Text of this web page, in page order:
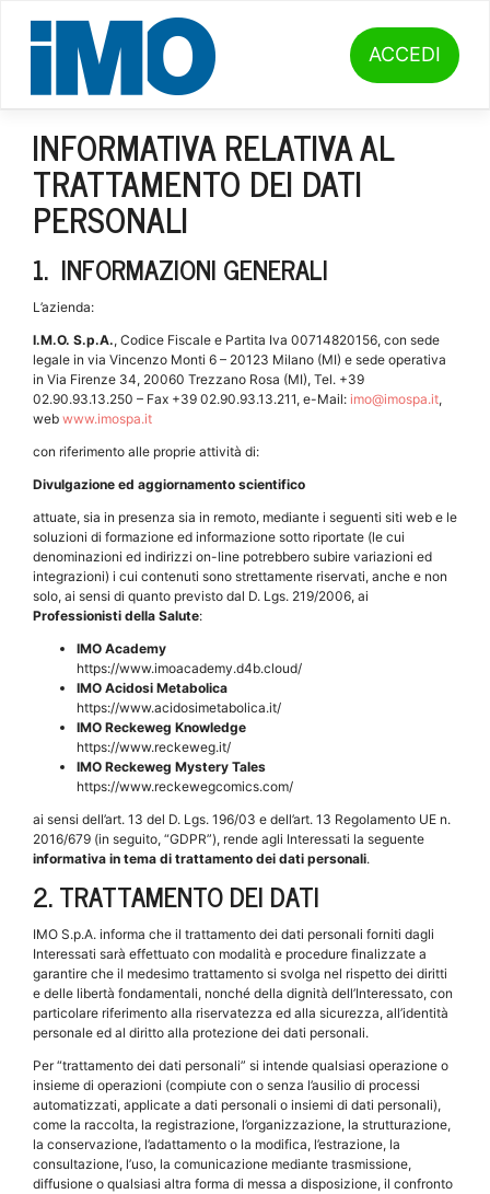
content
ACCEDI
INFORMATIVA RELATIVA AL
TRATTAMENTO DEI DATI
PERSONALI
1. INFORMAZIONI GENERALI
L’azienda:
I.M.O. S.p.A., Codice Fiscale e Partita Iva 00714820156, con sede
legale in via Vincenzo Monti 6 – 20123 Milano (MI) e sede operativa
in Via Firenze 34, 20060 Trezzano Rosa (MI), Tel. +39
02.90.93.13.250 – Fax +39 02.90.93.13.211, e-Mail: imo@imospa.it,
web www.imospa.it
con riferimento alle proprie attività di:
Divulgazione ed aggiornamento scientifico
attuate, sia in presenza sia in remoto, mediante i seguenti siti web e le
soluzioni di formazione ed informazione sotto riportate (le cui
denominazioni ed indirizzi on-line potrebbero subire variazioni ed
integrazioni) i cui contenuti sono strettamente riservati, anche e non
solo, ai sensi di quanto previsto dal D. Lgs. 219/2006, ai
Professionisti della Salute:
IMO Academy
https://www.imoacademy.d4b.cloud/
IMO Acidosi Metabolica
https://www.acidosimetabolica.it/
IMO Reckeweg Knowledge
https://www.reckeweg.it/
IMO Reckeweg Mystery Tales
https://www.reckewegcomics.com/
ai sensi dell’art. 13 del D. Lgs. 196/03 e dell’art. 13 Regolamento UE n.
2016/679 (in seguito, “GDPR”), rende agli Interessati la seguente
informativa in tema di trattamento dei dati personali.
2.TRATTAMENTO DEI DATI
IMO S.p.A. informa che il trattamento dei dati personali forniti dagli
Interessati sarà effettuato con modalità e procedure finalizzate a
garantire che il medesimo trattamento si svolga nel rispetto dei diritti
e delle libertà fondamentali, nonché della dignità dell’Interessato, con
particolare riferimento alla riservatezza ed alla sicurezza, all’identità
personale ed al diritto alla protezione dei dati personali.
Per “trattamento dei dati personali” si intende qualsiasi operazione o
insieme di operazioni (compiute con o senza l’ausilio di processi
automatizzati, applicate a dati personali o insiemi di dati personali),
come la raccolta, la registrazione, l’organizzazione, la strutturazione,
la conservazione, l’adattamento o la modifica, l’estrazione, la
consultazione, l’uso, la comunicazione mediante trasmissione,
diffusione o qualsiasi altra forma di messa a disposizione, il confronto